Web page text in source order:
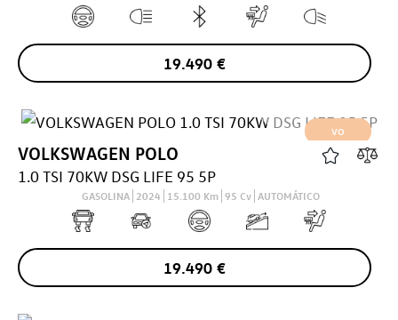
19.490 €
VO
VOLKSWAGEN POLO
1.0 TSI 70KW DSG LIFE 95 5P
GASOLINA 2024 15.100 Km 95 Cv AUTOMÁTICO
19.490 €